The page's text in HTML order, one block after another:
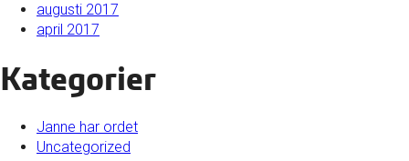
augusti 2017
april 2017
Kategorier
Janne har ordet
Uncategorized